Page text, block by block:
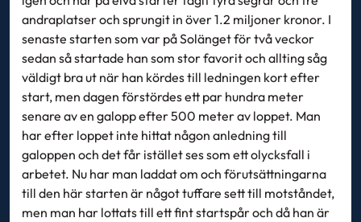
andraplatser och sprungit in över 1.2 miljoner kronor. I
senaste starten som var på Solänget för två veckor
sedan så startade han som stor favorit och allting såg
väldigt bra ut när han kördes till ledningen kort efter
start, men dagen förstördes ett par hundra meter
senare av en galopp efter 500 meter av loppet. Man
har efter loppet inte hittat någon anledning till
galoppen och det får istället ses som ett olycksfall i
arbetet. Nu har man laddat om och förutsättningarna
till den här starten är något tuffare sett till motståndet,
men man har lottats till ett fint startspår och då han är